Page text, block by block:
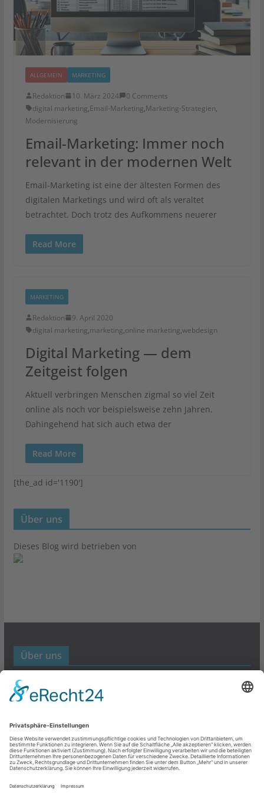
ALLGEMEIN MARKETING
Redaktion 10. März 2024
0 Comments
digital marketing,Email-Marketing,Marketing-Strategien,
Modernisierung
Email-Marketing: Immer noch
relevant in der modernen Welt
Email-Marketing ist eine der ältesten Formen des
digitalen Marketings und wird oft als veraltet
betrachtet. Doch trotz des Aufkommens neuerer
Read More
MARKETING
Redaktion
9. April 2020
digital marketing,marketing,online marketing,webdesign
Digital Marketing — dem
Zeitgeist folgen
Aktuell verbringen Menschen zigmal so viel Zeit
online als noch vor beispielsweise zehn Jahren.
Dahingehend hat sich auch etwa der
Read More
[the_ad id='1190']
Über uns
Dieses Blog wird betrieben von
Über uns
Werbund- und Marketing Blog
Links
Datenschutz
Impressum